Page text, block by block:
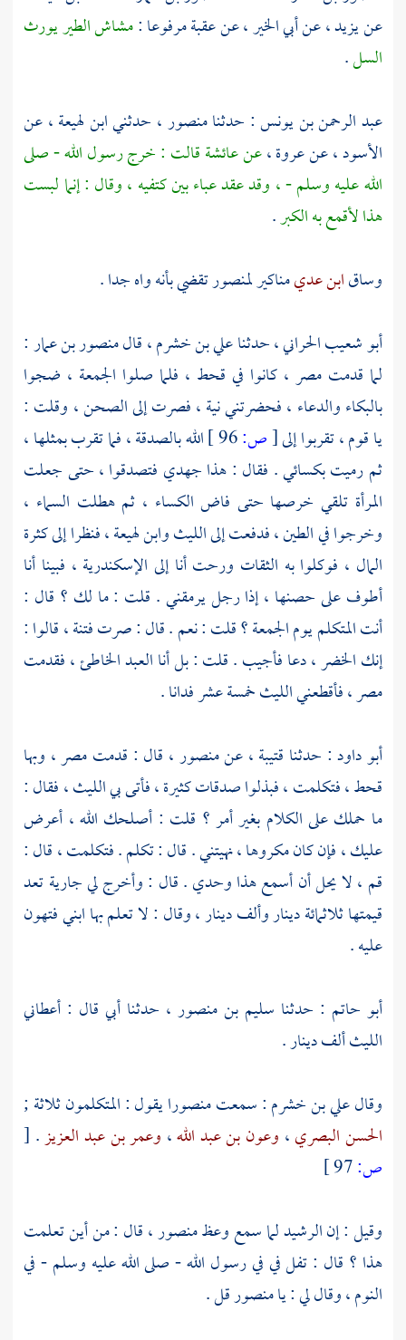
عنيزيد، عنأبي الخير، عنعقبةمرفوعا :مشاش الطير يورث
السل.
عبد الرحمن بن يونس: حدثنامنصور، حدثنيابن لهيعة، عن
الأسود، عنعروة،عن عائشة قالت : خرج رسول الله - صلى
الله عليه وسلم - ، وقد عقد عباء بين كتفيه ، وقال : إنما لبست
هذا لأقمع به الكبر.
وساقابن عديمناكيرلمنصورتقضي بأنه واه جدا .
أبو شعيب الحراني، حدثناعلي بن خشرم، قالمنصور بن عمار:
لما قدمتمصر ، كانوا في قحط ، فلما صلوا الجمعة ، ضجوا
بالبكاء والدعاء ، فحضرتني نية ، فصرت إلى الصحن ، وقلت :
يا قوم ، تقربوا إلى[ص:
الله بالصدقة ، فما تقرب بمثلها ،
ثم رميت بكسائي . فقال : هذا جهدي فتصدقوا ، حتى جعلت
المرأة تلقي خرصها حتى فاض الكساء ، ثم هطلت السماء ،
وخرجوا في الطين ، فدفعت إلىالليثوابن لهيعة، فنظرا إلى كثرة
المال ، فوكلوا به الثقات ورحت أنا إلى الإسكندرية ، فبينا أنا
أطوف على حصنها ، إذا رجل يرمقني . قلت : ما لك ؟ قال :
أنت المتكلم يوم الجمعة ؟ قلت : نعم . قال : صرت فتنة ، قالوا :
إنك الخضر ، دعا فأجيب . قلت : بل أنا العبد الخاطئ ، فقدمت
مصر، فأقطعنيالليثخمسة عشر فدانا .
أبو داود: حدثنا قتيبة، عنمنصور، قال : قدمتمصر، وبها
قحط ، فتكلمت ، فبذلوا صدقات كثيرة ، فأتى بيالليث، فقال :
ما حملك على الكلام بغير أمر ؟ قلت : أصلحك الله ، أعرض
عليك ، فإن كان مكروها ، نهيتني . قال : تكلم . فتكلمت ، قال :
قم ، لا يحل أن أسمع هذا وحدي . قال : وأخرج لي جارية تعد
قيمتها ثلاثمائة دينار وألف دينار ، وقال : لا تعلم بها ابني فتهون
عليه .
أبو حاتم : حدثنا سليم بن منصور ، حدثنا أبي قال : أعطاني
الليثألف دينار .
وقالعلي بن خشرم: سمعتمنصورايقول : المتكلمون ثلاثة ;
الحسن البصري، وعون بن عبد الله، وعمر بن عبد العزيز.
[
ص:
وقيل : إنالرشيدلما سمع وعظمنصور، قال : من أين تعلمت
هذا ؟ قال : تفل في في رسول الله - صلى الله عليه وسلم - في
النوم ، وقال لي : يا منصور قل .